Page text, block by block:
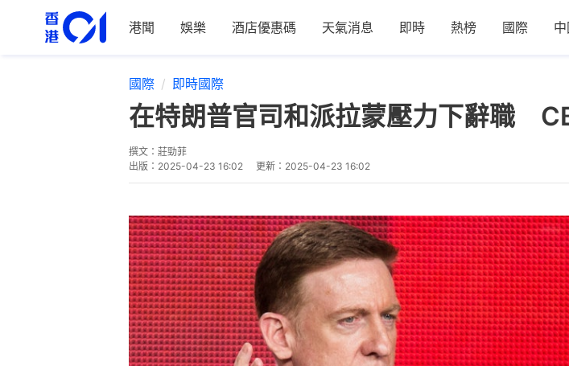
港聞 娛樂 酒店優惠碼 天氣消息 即時 熱榜 國際 中
國際 即時國際
在特朗普官司和派拉蒙壓力下辭職
撰文： 莊勁菲
出版： 2025-04-23 16:02 更新： 2025-04-23 16:02